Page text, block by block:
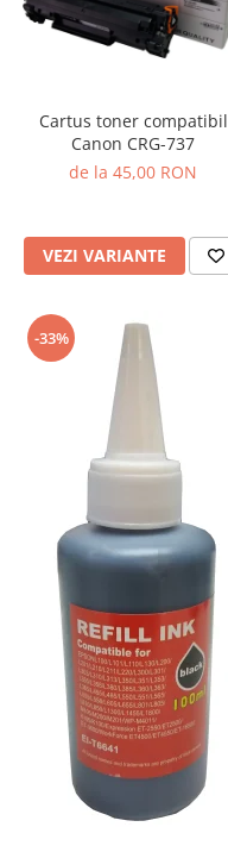
Cartus toner compatibil
Canon CRG-737
de la 45,00 RON
VEZI VARIANTE
-33%